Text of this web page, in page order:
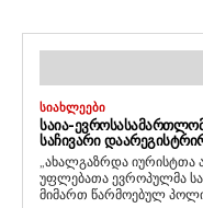
ᲡᲘᲐᲮᲚᲔᲔᲑᲘ
ᲡᲐᲘᲐ-
ᲡᲐᲩᲘᲕᲐᲠᲘ
„ახალგაზრდა იურისტთა
უფლებათა ევროპულმა
მიმართ წარმოებულ